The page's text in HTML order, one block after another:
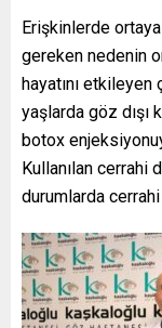
Erişkinlerde ortaya
gereken nedenin
hayatını
yaşlarda göz dışı
botox
Kullanılan cerrahi
durumlarda